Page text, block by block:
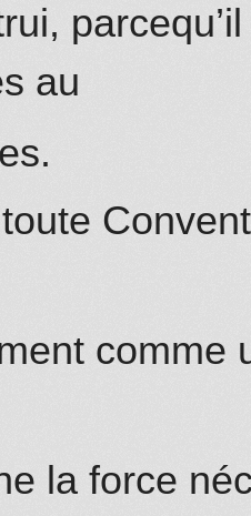
au
comme
la force